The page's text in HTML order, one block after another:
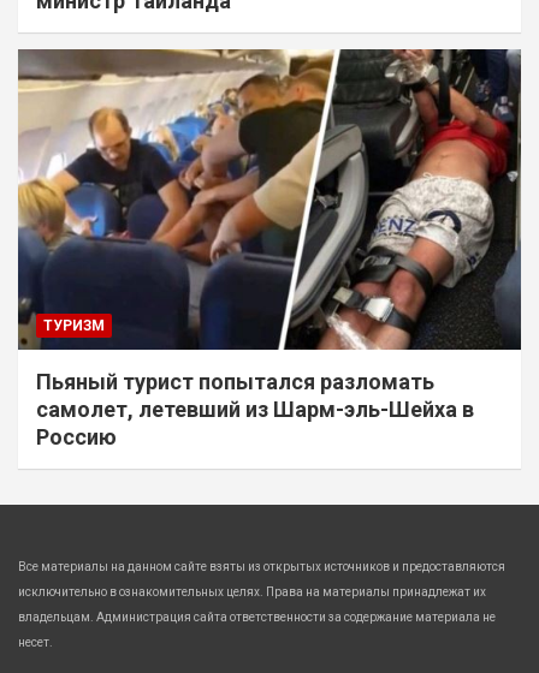
ТУРИЗМ
Пьяный турист попытался разломать
самолет, летевший из Шарм-эль-Шейха в
Россию
Все материалы на данном сайте взяты из открытых источников и предоставляются
исключительно в ознакомительных целях. Права на материалы принадлежат их
владельцам. Администрация сайта ответственности за содержание материала не
несет.